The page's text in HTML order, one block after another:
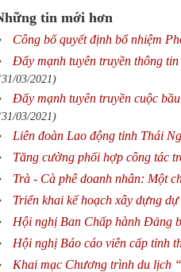
tin mới hơn
Công bố quyết định bổ nhiệm
Đẩy mạnh tuyên truyền thông
03/2021)
Đẩy mạnh tuyên truyền cuộc
03/2021)
Liên đoàn Lao động tỉnh Thái
Tăng cường phối hợp công tác
Trà - Cà phê doanh nhân: Một
Triển khai kế hoạch xây dựng
Hội nghị Ban Chấp hành Đảng
Hội nghị Báo cáo viên cấp tỉnh
Khai mạc Chương trình du lịch